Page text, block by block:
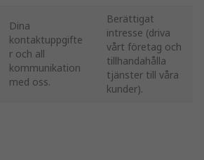
Dina
kontaktuppgifte
r och all
kommunikation
med oss.
Berättigat
intresse (driva
vårt företag och
tillhandahålla
tjänster till våra
kunder).